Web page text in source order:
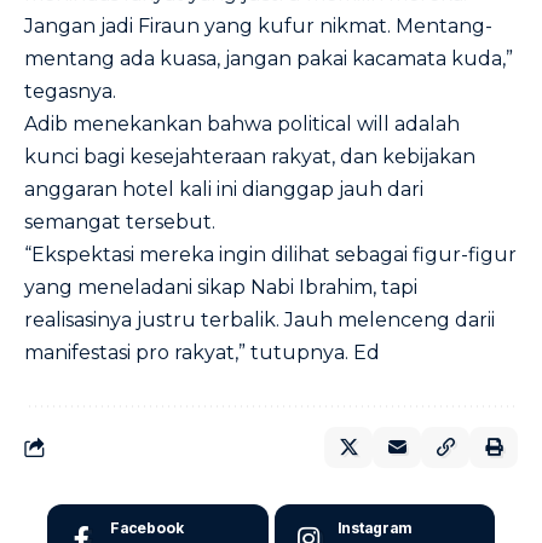
Jangan jadi Firaun yang kufur nikmat. Mentang-
mentang ada kuasa, jangan pakai kacamata kuda,”
tegasnya.
Adib menekankan bahwa political will adalah
kunci bagi kesejahteraan rakyat, dan kebijakan
anggaran hotel kali ini dianggap jauh dari
semangat tersebut.
“Ekspektasi mereka ingin dilihat sebagai figur-figur
yang meneladani sikap Nabi Ibrahim, tapi
realisasinya justru terbalik. Jauh melenceng darii
manifestasi pro rakyat,” tutupnya. Ed
Facebook Instagram